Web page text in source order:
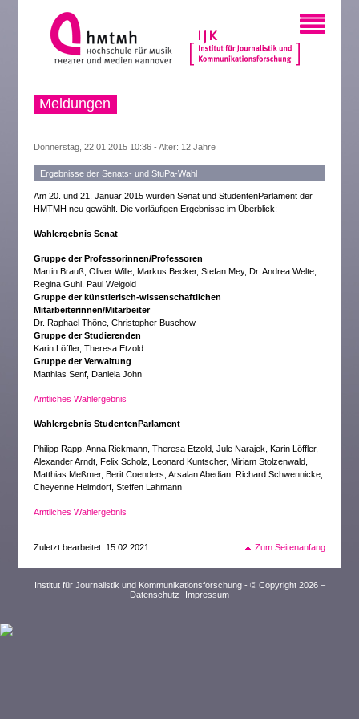
Meldungen
Donnerstag, 22.01.2015 10:36 - Alter: 12 Jahre
Ergebnisse der Senats- und StuPa-Wahl
Am 20. und 21. Januar 2015 wurden Senat und StudentenParlament der
HMTMH neu gewählt. Die vorläufigen Ergebnisse im Überblick:
Wahlergebnis Senat
Gruppe der Professorinnen/Professoren
Martin Brauß, Oliver Wille, Markus Becker, Stefan Mey, Dr. Andrea Welte,
Regina Guhl, Paul Weigold
Gruppe der künstlerisch-wissenschaftlichen
Mitarbeiterinnen/Mitarbeiter
Dr. Raphael Thöne, Christopher Buschow
Gruppe der Studierenden
Karin Löffler, Theresa Etzold
Gruppe der Verwaltung
Matthias Senf, Daniela John
Amtliches Wahlergebnis
Wahlergebnis StudentenParlament
Philipp Rapp, Anna Rickmann, Theresa Etzold, Jule Narajek, Karin Löffler,
Alexander Arndt, Felix Scholz, Leonard Kuntscher, Miriam Stolzenwald,
Matthias Meßmer, Berit Coenders, Arsalan Abedian, Richard Schwennicke,
Cheyenne Helmdorf, Steffen Lahmann
Amtliches Wahlergebnis
Zuletzt bearbeitet: 15.02.2021 Zum Seitenanfang
Institut für Journalistik und Kommunikationsforschung - © Copyright 2026 –
Datenschutz -Impressum